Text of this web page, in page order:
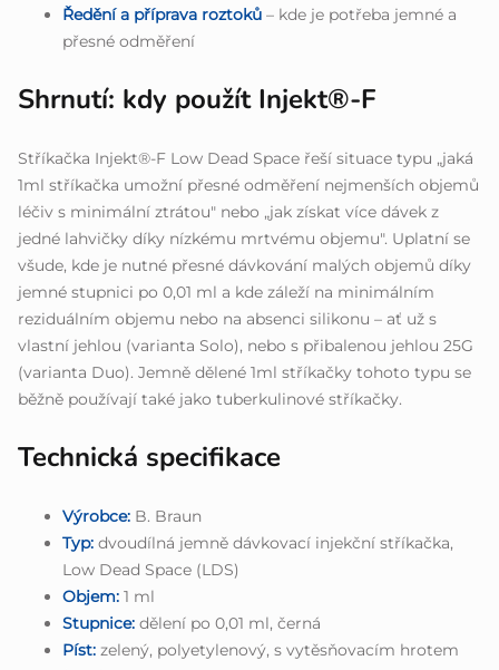
Ředění a příprava roztoků – kde je potřeba jemné a
přesné odměření
Shrnutí: kdy použít Injekt®-F
Stříkačka Injekt®-F Low Dead Space řeší situace typu „jaká
1ml stříkačka umožní přesné odměření nejmenších objemů
léčiv s minimální ztrátou" nebo „jak získat více dávek z
jedné lahvičky díky nízkému mrtvému objemu". Uplatní se
všude, kde je nutné přesné dávkování malých objemů díky
jemné stupnici po 0,01 ml a kde záleží na minimálním
reziduálním objemu nebo na absenci silikonu – ať už s
vlastní jehlou (varianta Solo), nebo s přibalenou jehlou 25G
(varianta Duo). Jemně dělené 1ml stříkačky tohoto typu se
běžně používají také jako tuberkulinové stříkačky.
Technická specifikace
Výrobce: B. Braun
Typ: dvoudílná jemně dávkovací injekční stříkačka,
Low Dead Space (LDS)
Objem: 1 ml
Stupnice: dělení po 0,01 ml, černá
Píst: zelený, polyetylenový, s vytěsňovacím hrotem